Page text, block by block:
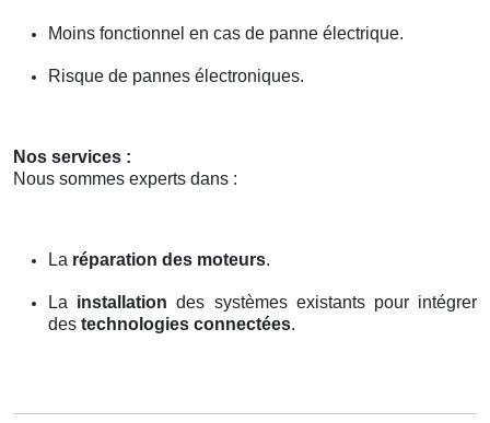
Moins fonctionnel en cas de panne électrique.
Risque de pannes électroniques.
Nos services :
Nous sommes experts dans :
La réparation des moteurs.
La installation des systèmes existants pour intégrer
des technologies connectées.